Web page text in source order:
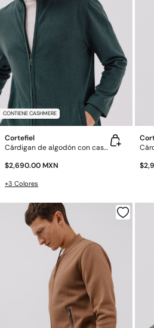
CONTIENE CASHMERE
Cortefiel
Cárdigan de algodón con cashmere cierre de cremallera
$2,690.00 MXN
+3 Colores